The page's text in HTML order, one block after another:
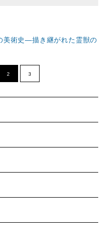
美術史―描き継がれた霊獣の
2 3